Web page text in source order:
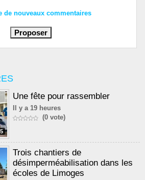
Une fête pour rassembler
Il y a 19 heures
(0 vote)
Trois chantiers de
désimperméabilisation dans les
écoles de Limoges
de nouveaux commentaires